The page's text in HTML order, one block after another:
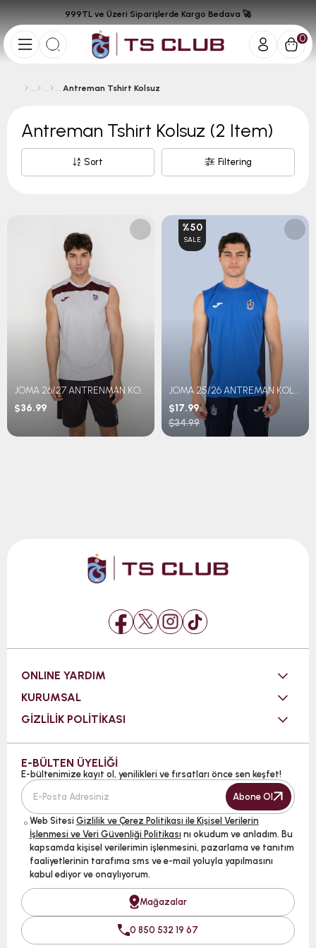
0
999TL ve Üzeri Siparişlerde Kargo Bedava 🚀
Antreman Tshirt Kolsuz
Antreman Tshirt Kolsuz (2 Item)
Filtering
Sort
JOMA 26/27 ANTRENMAN KOLSUZ T-SHIRT
$36.99
JOMA 25/26 ANTREMAN KOLSUZ TSHIRT
$17.99
$34.99
%50
SALE
ONLINE YARDIM
KURUMSAL
GİZLİLİK POLİTİKASI
E-BÜLTEN ÜYELİĞİ
E-bültenimize kayıt ol, yenilikleri ve fırsatları önce sen keşfet!
Abone Ol
Web Sitesi Gizlilik ve Çerez Politikası ile Kişisel Verilerin
İşlenmesi ve Veri Güvenliği Politikası nı okudum ve anladım. Bu
kapsamda kişisel verilerimin işlenmesini, pazarlama ve tanıtım
faaliyetlerinin tarafıma sms ve e-mail yoluyla yapılmasını
kabul ediyor ve onaylıyorum.
Mağazalar
0 850 532 19 67